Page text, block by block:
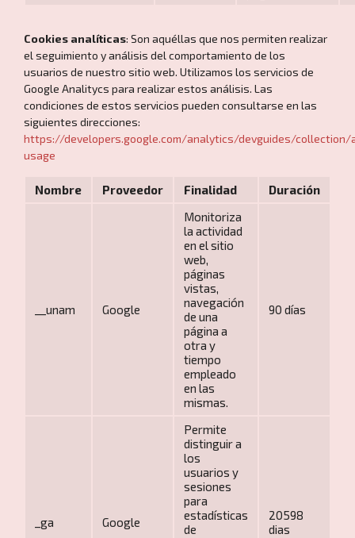
Cookies analíticas: Son aquéllas que nos permiten realizar
el seguimiento y análisis del comportamiento de los
usuarios de nuestro sitio web. Utilizamos los servicios de
Google Analitycs para realizar estos análisis. Las
condiciones de estos servicios pueden consultarse en las
siguientes direcciones:
https://developers.google.com/analytics/devguides/collection/
usage
Nombre Proveedor Finalidad Duración
__unam Google
Monitoriza
la actividad
en el sitio
web,
páginas
vistas,
navegación
de una
página a
otra y
tiempo
empleado
en las
mismas.
90 días
_ga Google
Permite
distinguir a
los
usuarios y
sesiones
para
estadísticas
de
20598
dias